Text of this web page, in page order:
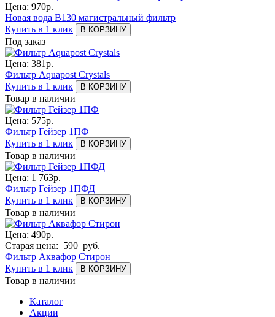
Цена: 970р.
Новая вода B130 магистральный фильтр
Купить в 1 клик
В КОРЗИНУ
Под заказ
Цена: 381р.
Фильтр Aquapost Crystals
Купить в 1 клик
В КОРЗИНУ
Товар в наличии
Цена: 575р.
Фильтр Гейзер 1ПФ
Купить в 1 клик
В КОРЗИНУ
Товар в наличии
Цена: 1 763р.
Фильтр Гейзер 1ПФД
Купить в 1 клик
В КОРЗИНУ
Товар в наличии
Цена: 490р.
Старая цена: 590 руб.
Фильтр Аквафор Стирон
Купить в 1 клик
В КОРЗИНУ
Товар в наличии
Каталог
Акции